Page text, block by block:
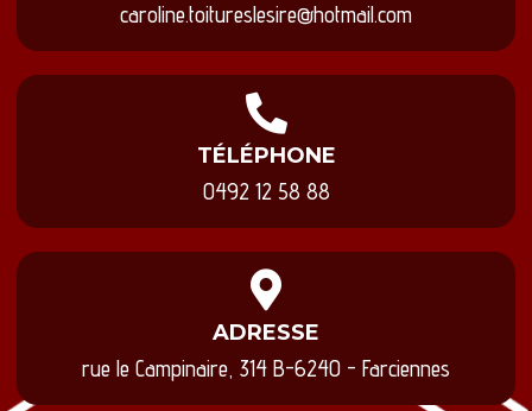
caroline.toitureslesire@hotmail.com
TÉLÉPHONE
0492 12 58 88
ADRESSE
rue le Campinaire, 314 B-6240 - Farciennes